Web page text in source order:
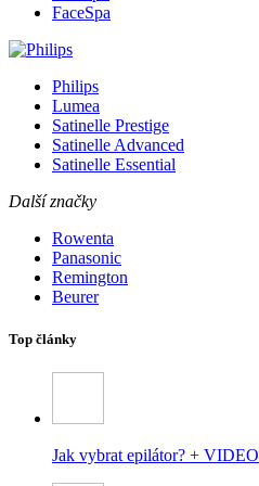
FaceSpa
Philips
Lumea
Satinelle Prestige
Satinelle Advanced
Satinelle Essential
Další značky
Rowenta
Panasonic
Remington
Beurer
Top články
Jak vybrat epilátor? + VIDEO